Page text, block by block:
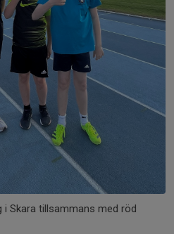
i Skara tillsammans med röd